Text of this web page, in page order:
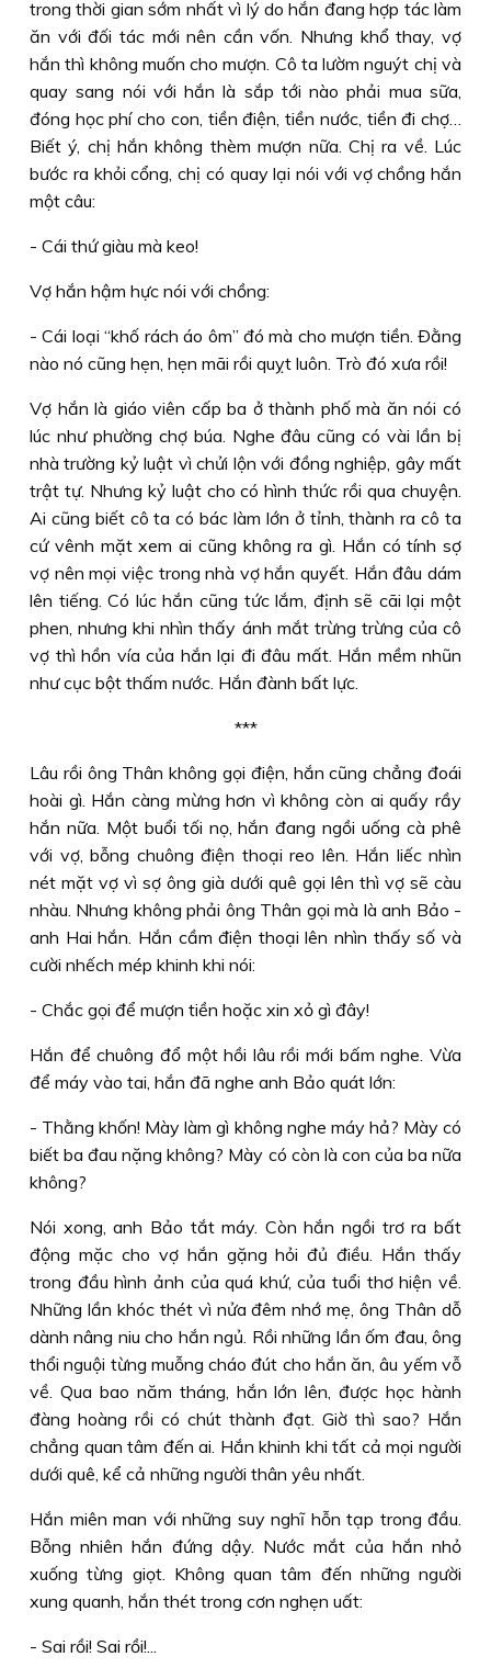
trong thời gian sớm nhất vì lý do hắn đang hợp tác làm
ăn với đối tác mới nên cần vốn. Nhưng khổ thay, vợ
hắn thì không muốn cho mượn. Cô ta lườm nguýt chị và
quay sang nói với hắn là sắp tới nào phải mua sữa,
đóng học phí cho con, tiền điện, tiền nước, tiền đi chợ…
Biết ý, chị hắn không thèm mượn nữa. Chị ra về. Lúc
bước ra khỏi cổng, chị có quay lại nói với vợ chồng hắn
một câu:
- Cái thứ giàu mà keo!
Vợ hắn hậm hực nói với chồng:
- Cái loại “khố rách áo ôm” đó mà cho mượn tiền. Ðằng
nào nó cũng hẹn, hẹn mãi rồi quỵt luôn. Trò đó xưa rồi!
Vợ hắn là giáo viên cấp ba ở thành phố mà ăn nói có
lúc như phường chợ búa. Nghe đâu cũng có vài lần bị
nhà trường kỷ luật vì chửi lộn với đồng nghiệp, gây mất
trật tự. Nhưng kỷ luật cho có hình thức rồi qua chuyện.
Ai cũng biết cô ta có bác làm lớn ở tỉnh, thành ra cô ta
cứ vênh mặt xem ai cũng không ra gì. Hắn có tính sợ
vợ nên mọi việc trong nhà vợ hắn quyết. Hắn đâu dám
lên tiếng. Có lúc hắn cũng tức lắm, định sẽ cãi lại một
phen, nhưng khi nhìn thấy ánh mắt trừng trừng của cô
vợ thì hồn vía của hắn lại đi đâu mất. Hắn mềm nhũn
như cục bột thấm nước. Hắn đành bất lực.
***
Lâu rồi ông Thân không gọi điện, hắn cũng chẳng đoái
hoài gì. Hắn càng mừng hơn vì không còn ai quấy rầy
hắn nữa. Một buổi tối nọ, hắn đang ngồi uống cà phê
với vợ, bỗng chuông điện thoại reo lên. Hắn liếc nhìn
nét mặt vợ vì sợ ông già dưới quê gọi lên thì vợ sẽ càu
nhàu. Nhưng không phải ông Thân gọi mà là anh Bảo -
anh Hai hắn. Hắn cầm điện thoại lên nhìn thấy số và
cười nhếch mép khinh khi nói:
- Chắc gọi để mượn tiền hoặc xin xỏ gì đây!
Hắn để chuông đổ một hồi lâu rồi mới bấm nghe. Vừa
để máy vào tai, hắn đã nghe anh Bảo quát lớn:
- Thằng khốn! Mày làm gì không nghe máy hả? Mày có
biết ba đau nặng không? Mày có còn là con của ba nữa
không?
Nói xong, anh Bảo tắt máy. Còn hắn ngồi trơ ra bất
động mặc cho vợ hắn gặng hỏi đủ điều. Hắn thấy
trong đầu hình ảnh của quá khứ, của tuổi thơ hiện về.
Những lần khóc thét vì nửa đêm nhớ mẹ, ông Thân dỗ
dành nâng niu cho hắn ngủ. Rồi những lần ốm đau, ông
thổi nguội từng muỗng cháo đút cho hắn ăn, âu yếm vỗ
về. Qua bao năm tháng, hắn lớn lên, được học hành
đàng hoàng rồi có chút thành đạt. Giờ thì sao? Hắn
chẳng quan tâm đến ai. Hắn khinh khi tất cả mọi người
dưới quê, kể cả những người thân yêu nhất.
Hắn miên man với những suy nghĩ hỗn tạp trong đầu.
Bỗng nhiên hắn đứng dậy. Nước mắt của hắn nhỏ
xuống từng giọt. Không quan tâm đến những người
xung quanh, hắn thét trong cơn nghẹn uất:
- Sai rồi! Sai rồi!...